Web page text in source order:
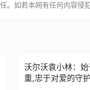
。如若本网有任何内容侵
沃尔沃袁小林：
重,忠于对爱的守护